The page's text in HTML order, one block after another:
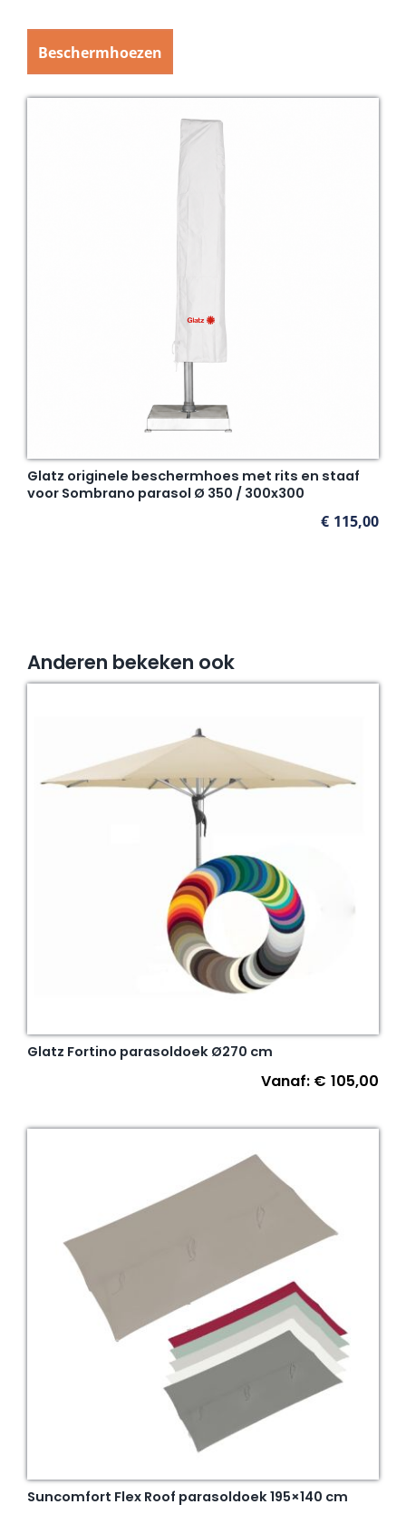
Beschermhoezen
Glatz originele beschermhoes met rits en staaf
voor Sombrano parasol Ø 350 / 300x300
€ 115,00
Anderen bekeken ook
Glatz Fortino parasoldoek Ø270 cm
Vanaf: € 105,00
Suncomfort Flex Roof parasoldoek 195×140 cm